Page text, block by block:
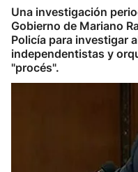
Una investigación
Gobierno de Mariano
Policía para investigar
independentistas y
"procés".